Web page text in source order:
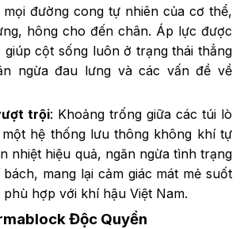
đường cong tự nhiên của cơ thể,
hông cho đến chân. Áp lực được
giúp cột sống luôn ở trạng thái thẳng
ngừa đau lưng và các vấn đề về
trội: Khoảng trống giữa các túi lò
hệ thống lưu thông không khí tự
nhiệt hiệu quả, ngăn ngừa tình trạng
mang lại cảm giác mát mẻ suốt
hợp với khí hậu Việt Nam.
Độc Quyền